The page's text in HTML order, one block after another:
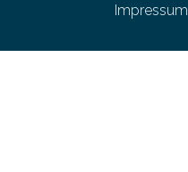
Impressum